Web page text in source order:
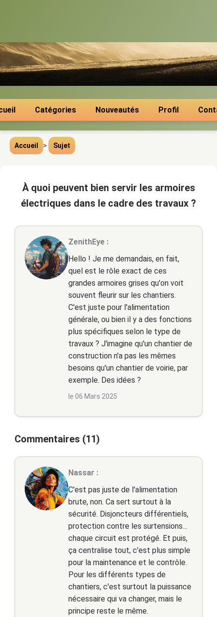
Catégories Nouveautés Profil
Accueil > Sujet
À quoi peuvent bien servir les armoires
électriques dans le cadre des travaux ?
ZenithEye :
Hello ! Je me demandais, en fait,
quel est le rôle exact de ces
grandes armoires grises qu'on voit
souvent fleurir sur les chantiers.
C'est juste pour l'alimentation
générale, ou bien il y a des fonctions
plus spécifiques selon le type de
travaux ? J'imagine qu'un chantier de
construction n'a pas les mêmes
besoins qu'un chantier de voirie, par
exemple. Des idées ?
le 06 Mars 2025
Commentaires (11)
Nassar :
C'est pas juste de l'alimentation
brute, non. Ca sert surtout à la
sécurité. Disjoncteurs différentiels,
protection contre les surtensions...
chaque circuit est protégé. Et puis,
ça centralise tout, c'est plus simple
pour la maintenance et le contrôle.
Pour les différents types de
chantiers, c'est surtout la puissance
nécessaire qui va changer, mais le
principe reste le même.